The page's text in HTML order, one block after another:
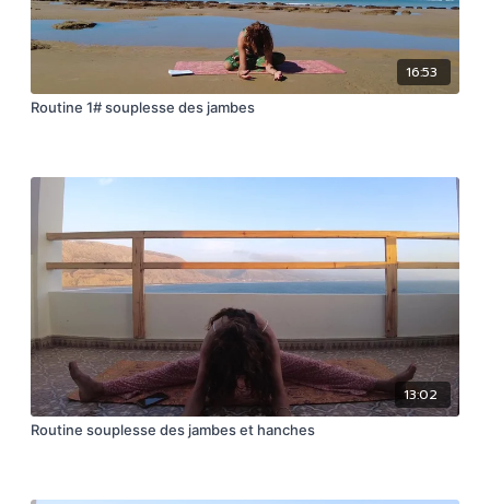
16:53
Routine 1# souplesse des jambes
13:02
Routine souplesse des jambes et hanches